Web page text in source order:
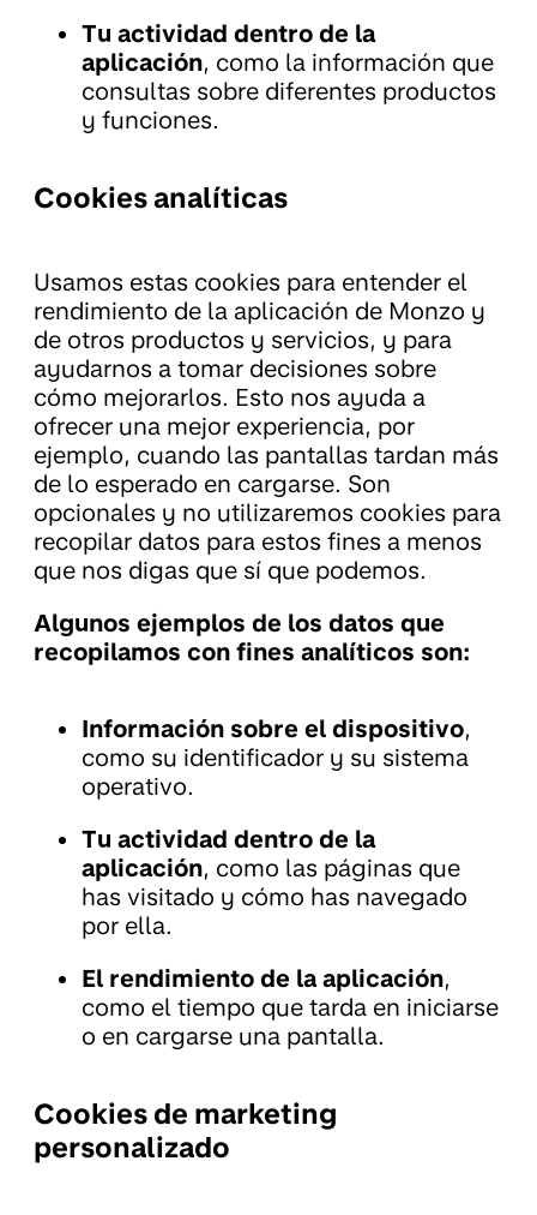
Tu actividad dentro de la
aplicación, como la información que
consultas sobre diferentes productos
y funciones.
Cookies analíticas
Usamos estas cookies para entender el
rendimiento de la aplicación de Monzo y
de otros productos y servicios, y para
ayudarnos a tomar decisiones sobre
cómo mejorarlos. Esto nos ayuda a
ofrecer una mejor experiencia, por
ejemplo, cuando las pantallas tardan más
de lo esperado en cargarse. Son
opcionales y no utilizaremos cookies para
recopilar datos para estos fines a menos
que nos digas que sí que podemos.
Algunos ejemplos de los datos que
recopilamos con fines analíticos son:
Información sobre el dispositivo,
como su identificador y su sistema
operativo.
Tu actividad dentro de la
aplicación, como las páginas que
has visitado y cómo has navegado
por ella.
El rendimiento de la aplicación,
como el tiempo que tarda en iniciarse
o en cargarse una pantalla.
Cookies de marketing
personalizado